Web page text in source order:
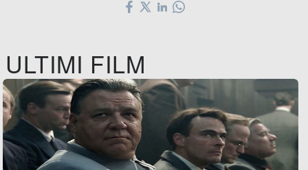
ULTIMI FILM